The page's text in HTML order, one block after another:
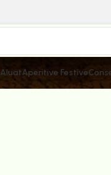
AluatAperitive Festive